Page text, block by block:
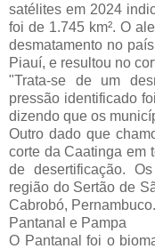
satélites em 2024
foi de 1.745 km². O
desmatamento no
Piauí, e resultou no
"Trata-se de um
pressão identificado
dizendo que os
Outro dado que
corte da Caatinga em
de desertificação.
região do Sertão de
Cabrobó, Pernambuco.
Pantanal e Pampa
O Pantanal foi o